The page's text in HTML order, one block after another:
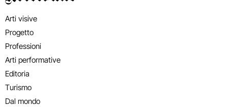
Arti visive
Progetto
Professioni
Arti performative
Editoria
Turismo
Dal mondo